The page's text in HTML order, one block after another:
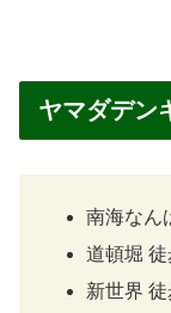
ヤマダデン
南海なん
道頓堀
新世界